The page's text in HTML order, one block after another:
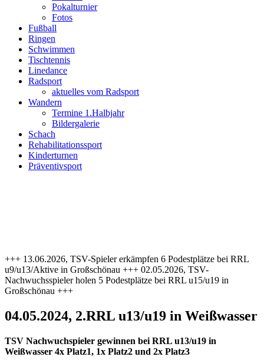
Pokalturnier
Fotos
Fußball
Ringen
Schwimmen
Tischtennis
Linedance
Radsport
aktuelles vom Radsport
Wandern
Termine 1.Halbjahr
Bildergalerie
Schach
Rehabilitationssport
Kinderturnen
Präventivsport
+++ 13.06.2026, TSV-Spieler erkämpfen 6 Podestplätze bei RRL
u9/u13/Aktive in Großschönau +++ 02.05.2026, TSV-
Nachwuchsspieler holen 5 Podestplätze bei RRL u15/u19 in
Großschönau +++
04.05.2024, 2.RRL u13/u19 in Weißwasser
TSV Nachwuchspieler gewinnen bei RRL u13/u19 in
Weißwasser 4x Platz1, 1x Platz2 und 2x Platz3